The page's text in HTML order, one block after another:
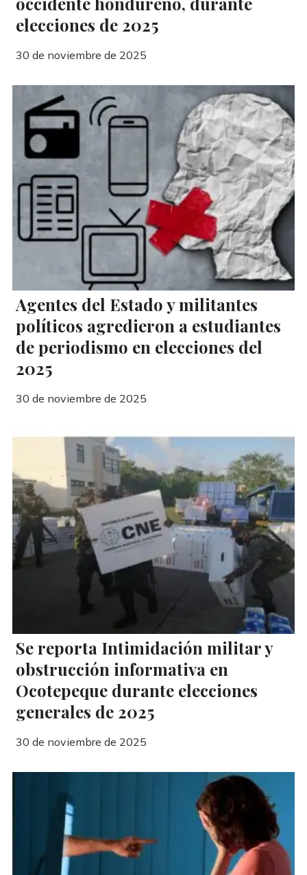
elecciones de 2025
30 de noviembre de 2025
Agentes del Estado y militantes
políticos agredieron a estudiantes
de periodismo en elecciones del
2025
30 de noviembre de 2025
Se reporta Intimidación militar y
obstrucción informativa en
Ocotepeque durante elecciones
generales de 2025
30 de noviembre de 2025